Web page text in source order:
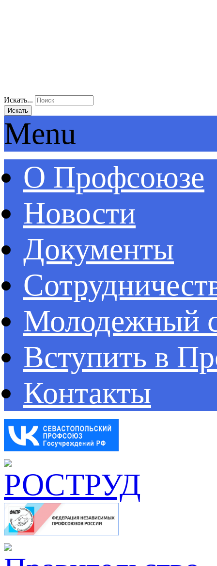
Искать...
Искать
Menu
О Профсоюзе
Новости
Документы
Молодежный
Вступить в
Контакты